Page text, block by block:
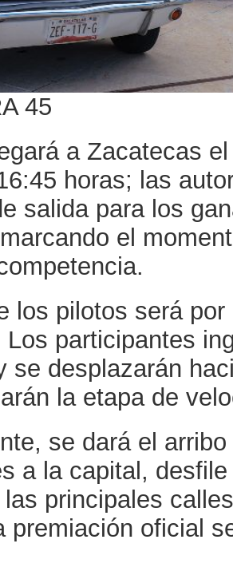
45
a Zacatecas
horas; las
salida para los
el
los pilotos será
Los participantes
se desplazarán
la etapa de
se dará el
a la capital,
principales
premiación oficial